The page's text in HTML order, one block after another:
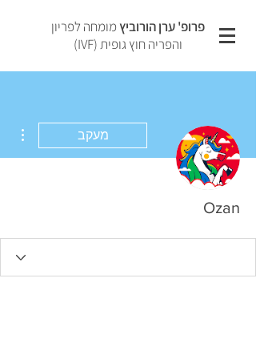
פרופ' ערן הורוביץ מומחה לפריון
והפריה חוץ גופית (IVF)
מעקב
Ozan